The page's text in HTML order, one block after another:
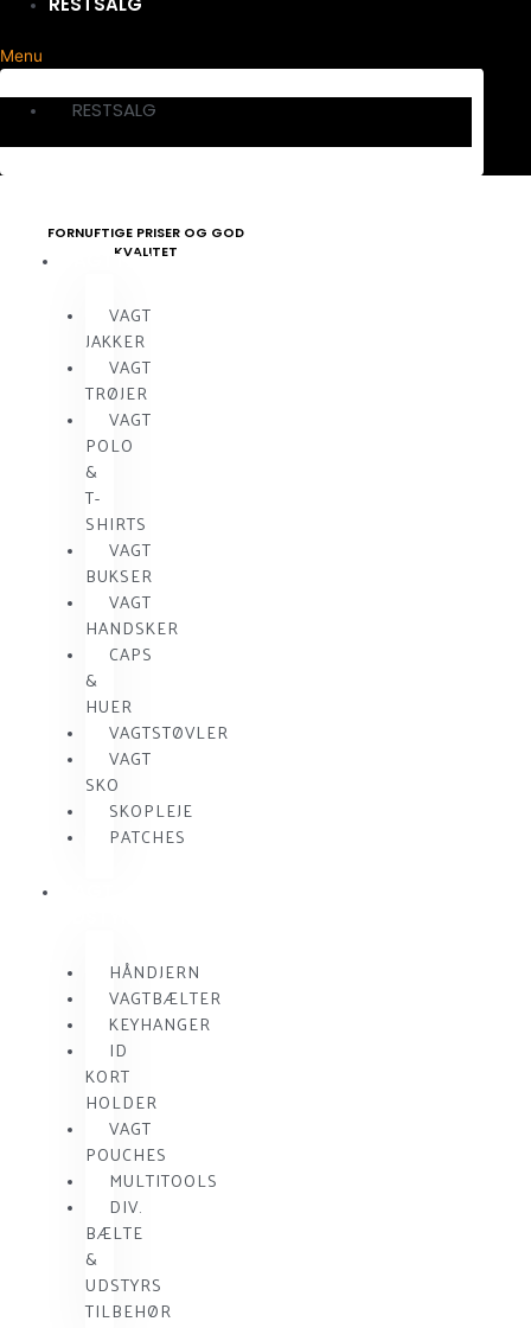
Menu
RESTSALG
FORNUFTIGE PRISER OG GOD
KVALITET
VAGTTØJ
VAGT
JAKKER
VAGT
TRØJER
VAGT
POLO
&
T-
SHIRTS
VAGT
BUKSER
VAGT
HANDSKER
CAPS
&
HUER
VAGTSTØVLER
VAGT
SKO
SKOPLEJE
PATCHES
HÅNDJERN
VAGTBÆLTER
KEYHANGER
ID
KORT
HOLDER
VAGT
POUCHES
MULTITOOLS
DIV.
BÆLTE
&
UDSTYRS
TILBEHØR